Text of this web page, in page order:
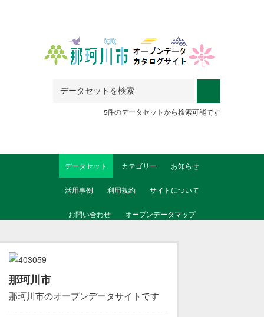
5件のデータセットから検索可能です
データセット カテゴリー お知らせ
活用事例 利用規約 サイトについて
お問い合わせ オープンデータマップ
那珂川市
那珂川市のオープンデータサイトです